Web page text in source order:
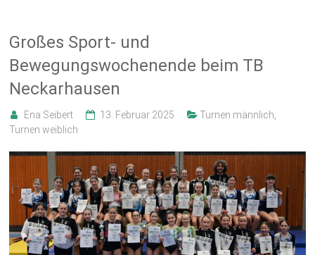
Großes Sport- und
Bewegungswochenende beim TB
Neckarhausen
Ena Seibert 13. Februar 2025 Turnen männlich
Turnen weiblich